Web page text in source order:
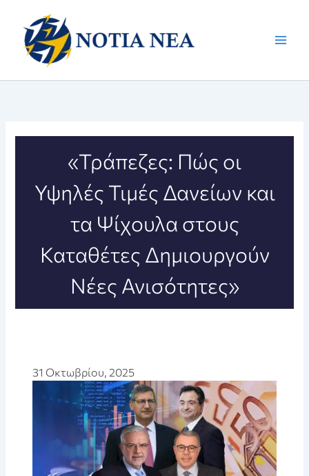
περιεχόμενο
«Τράπεζες: Πώς οι
Υψηλές Τιμές Δανείων και
τα Ψίχουλα στους
Καταθέτες Δημιουργούν
Νέες Ανισότητες»
31 Οκτωβρίου, 2025